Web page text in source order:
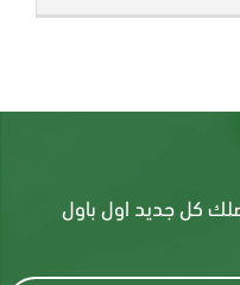
كل جديد اول باول